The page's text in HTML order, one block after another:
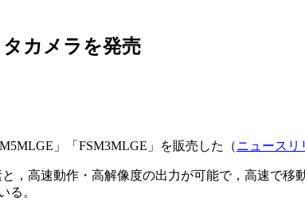
カメラを発売
」「FSM3MLGE」を販売した（ニュースリ
，高速動作・高解像度の出力が可能で，高速で
る。